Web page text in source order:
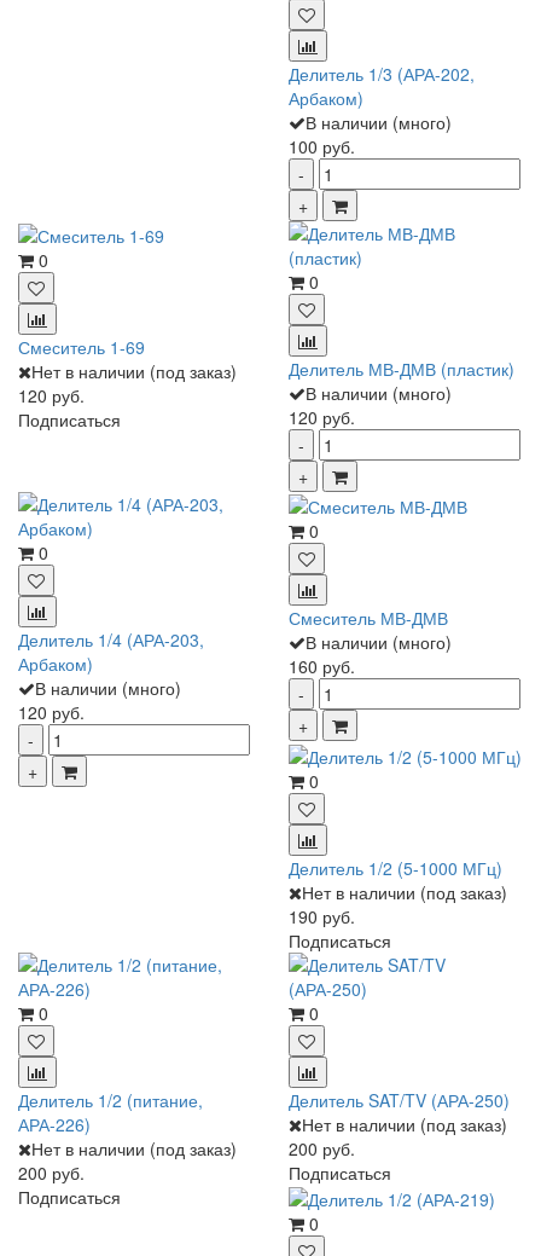
Делитель 1/3 (АРА-202,
Арбаком)
В наличии (много)
100 руб.
0
Смеситель 1-69
Нет в наличии (под заказ)
120 руб.
Подписаться
0
Делитель МВ-ДМВ (пластик)
В наличии (много)
120 руб.
0
Делитель 1/4 (АРА-203,
Арбаком)
В наличии (много)
120 руб.
0
Смеситель МВ-ДМВ
В наличии (много)
160 руб.
0
Делитель 1/2 (5-1000 МГц)
Нет в наличии (под заказ)
190 руб.
Подписаться
0
Делитель 1/2 (питание,
АРА-226)
Нет в наличии (под заказ)
200 руб.
Подписаться
0
Делитель SAT/TV (АРА-250)
Нет в наличии (под заказ)
200 руб.
Подписаться
0